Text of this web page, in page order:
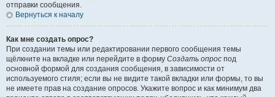
отправки сообщения.
Вернуться к началу
Как мне создать опрос?
При создании темы или редактировании первого сообщения темы
щёлкните на вкладке или перейдите в форму Создать опрос под
основной формой для создания сообщения, в зависимости от
используемого стиля; если вы не видите такой вкладки или формы, то вы
не имеете прав на создание опросов. Укажите вопрос и как минимум два